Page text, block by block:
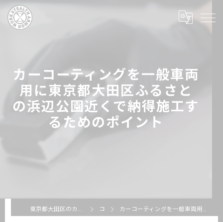
カーコーティングを一般車両
用に東京都大田区ふるさと
の浜辺公園近くで納得施工す
るためのポイント
東京都大田区のカーコーティングならSTEALTH ARMOR WORKS コラム カーコーティングを一般車両用に東京都大田区ふるさとの浜辺公園近くで納得施工するためのポイント